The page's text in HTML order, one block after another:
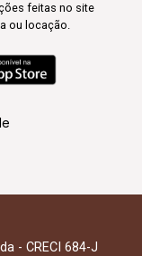
feitas no site
ou locação.
- CRECI 684-J